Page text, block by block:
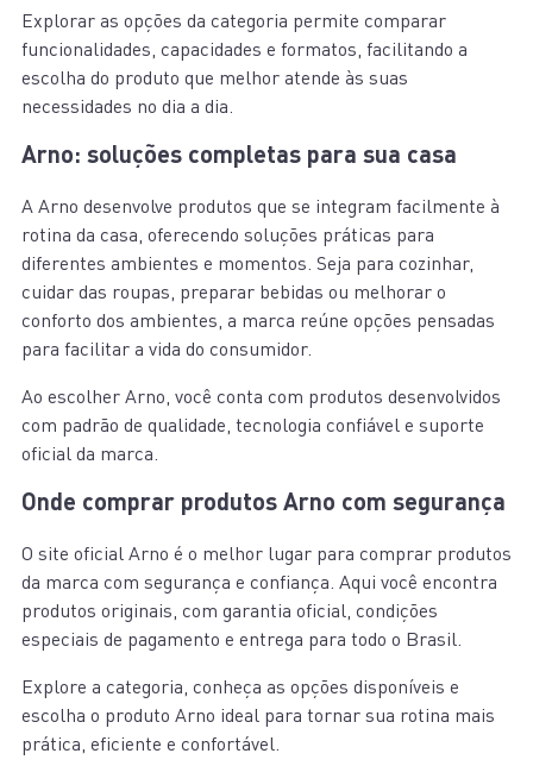
Explorar as opções da categoria permite comparar
funcionalidades, capacidades e formatos, facilitando a
escolha do produto que melhor atende às suas
necessidades no dia a dia.
Arno: soluções completas para sua casa
A Arno desenvolve produtos que se integram facilmente à
rotina da casa, oferecendo soluções práticas para
diferentes ambientes e momentos. Seja para cozinhar,
cuidar das roupas, preparar bebidas ou melhorar o
conforto dos ambientes, a marca reúne opções pensadas
para facilitar a vida do consumidor.
Ao escolher Arno, você conta com produtos desenvolvidos
com padrão de qualidade, tecnologia confiável e suporte
oficial da marca.
Onde comprar produtos Arno com segurança
O site oficial Arno é o melhor lugar para comprar produtos
da marca com segurança e confiança. Aqui você encontra
produtos originais, com garantia oficial, condições
especiais de pagamento e entrega para todo o Brasil.
Explore a categoria, conheça as opções disponíveis e
escolha o produto Arno ideal para tornar sua rotina mais
prática, eficiente e confortável.